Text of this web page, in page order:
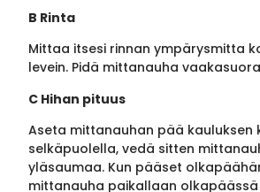
B Rinta
Mittaa itsesi rinnan ympärysmitta
levein. Pidä mittanauha
C Hihan pituus
Aseta mittanauhan pää kauluksen
selkäpuolella, vedä sitten
yläsaumaa. Kun pääset
mittanauha paikallaan